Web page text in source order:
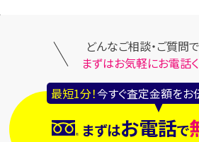
どんなご相談・ご質問
まずはお気軽にお電話く
最短1分！今すぐ査定金額をお
まずはお電話で